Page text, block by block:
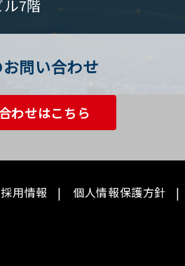
7階
問い合わせ
わせはこちら
採用情報 個人情報保護方針